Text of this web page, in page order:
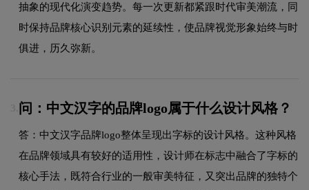
抽象的现代化演变趋势。每一次更新都紧跟时代审美潮流，同
时保持品牌核心识别元素的延续性，使品牌视觉形象始终与时
俱进，历久弥新。
3. 问：中文汉字的品牌logo属于什么设计风格？
答：中文汉字品牌logo整体呈现出字标的设计风格。这种风格
在品牌领域具有较好的适用性，设计师在标志中融合了字标的
核心手法，既符合行业的一般审美特征，又突出品牌的独特个